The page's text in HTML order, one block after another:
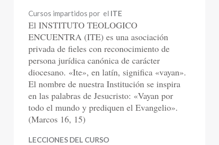
Cursos impartidos por el ITE
El INSTITUTO TEOLOGICO
ENCUENTRA (ITE) es una asociación
privada de fieles con reconocimiento de
persona jurídica canónica de carácter
diocesano. «Ite», en latín, significa «vayan».
El nombre de nuestra Institución se inspira
en las palabras de Jesucristo: «Vayan por
todo el mundo y prediquen el Evangelio».
(Marcos 16, 15)
LECCIONES DEL CURSO